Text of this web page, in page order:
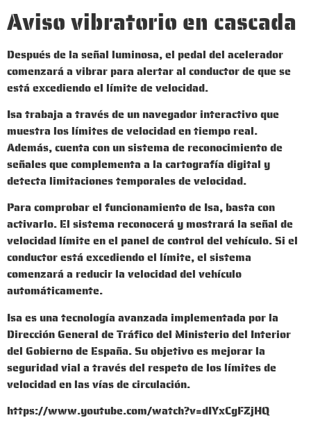
Aviso vibratorio en cascada
Después de la señal luminosa, el pedal del acelerador
comenzará a vibrar para alertar al conductor de que se
está excediendo el límite de velocidad.
Isa trabaja a través de un navegador interactivo que
muestra los límites de velocidad en tiempo real.
Además, cuenta con un sistema de reconocimiento de
señales que complementa a la cartografía digital y
detecta limitaciones temporales de velocidad.
Para comprobar el funcionamiento de Isa, basta con
activarlo. El sistema reconocerá y mostrará la señal de
velocidad límite en el panel de control del vehículo. Si el
conductor está excediendo el límite, el sistema
comenzará a reducir la velocidad del vehículo
automáticamente.
Isa es una tecnología avanzada implementada por la
Dirección General de Tráfico del Ministerio del Interior
del Gobierno de España. Su objetivo es mejorar la
seguridad vial a través del respeto de los límites de
velocidad en las vías de circulación.
https://www.youtube.com/watch?v=dIYxCgFZjHQ